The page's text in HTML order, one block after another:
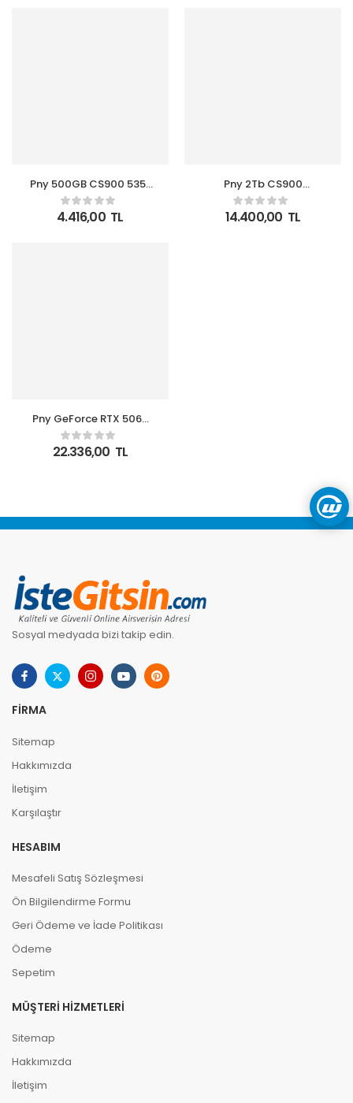
Pny 500GB CS900 535-
500MB-s 2,5″ SATA3
SSD (SSD7CS900-500-
RB) Ssd Harddisk
4.416,00 TL
Pny 2Tb CS900
SSD7CS900-2TB-RB
550-530MB-S SSD
Sata-3 Disk
14.400,00 TL
Pny GeForce RTX 5060
8GB GDDR7 128 Bit DLSS
4 VCG50608DFXPB1-O
Ekran Kartı
22.336,00 TL
Sosyal medyada bizi takip edin.
FIRMA
Sitemap
Hakkımızda
İletişim
Karşılaştır
HESABIM
Mesafeli Satış Sözleşmesi
Ön Bilgilendirme Formu
Geri Ödeme ve İade Politikası
Ödeme
Sepetim
MÜŞTERI HIZMETLERI
Sitemap
Hakkımızda
İletişim